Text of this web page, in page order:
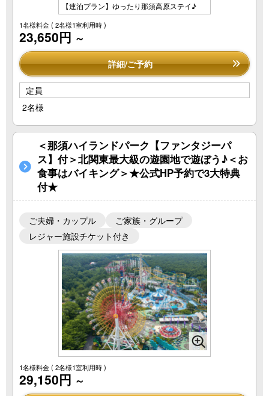
【連泊プラン】ゆったり那須高原ステイ♪
1名様料金( 2名様1室利用時 )
23,650円 ～
詳細/ご予約
定員
2名様
＜那須ハイランドパーク【ファンタジーパ
ス】付＞北関東最大級の遊園地で遊ぼう♪＜お
食事はバイキング＞★公式HP予約で3大特典
付★
ご夫婦・カップル
ご家族・グループ
レジャー施設チケット付き
1名様料金( 2名様1室利用時 )
29,150円 ～